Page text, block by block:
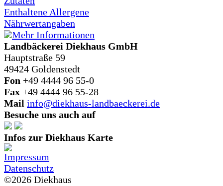
Enthaltene Allergene
Nährwertangaben
Mehr Informationen
Landbäckerei Diekhaus GmbH
Hauptstraße 59
49424 Goldenstedt
Fon +49 4444 96 55-0
Fax +49 4444 96 55-28
Mail info@diekhaus-landbaeckerei.de
Besuche uns auch auf
Infos zur Diekhaus Karte
Impressum
Datenschutz
©2026 Diekhaus